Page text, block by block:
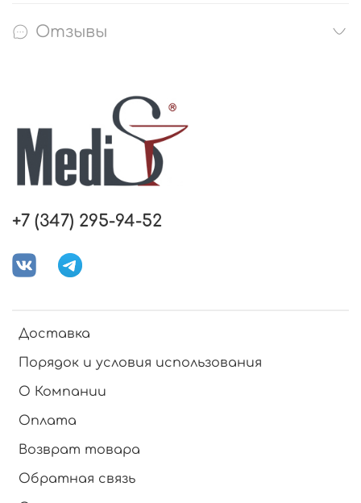
Отзывы
Доставка
Порядок и условия использования
О Компании
Оплата
Возврат товара
Обратная связь
+7 (347) 295-94-52